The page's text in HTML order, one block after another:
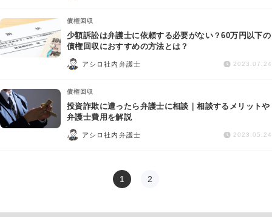
債権回収
少額訴訟は弁護士に依頼する必要がない？60万円以下の
債権回収におすすめの方法とは？
アシロ社内弁護士 2023.07.24
債権回収
投資詐欺に遭ったら弁護士に相談｜相談するメリットや
弁護士費用を解説
アシロ社内弁護士 2023.05.24
1 2